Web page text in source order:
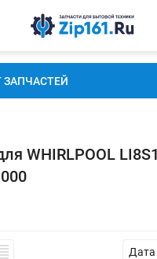
ЗАПЧАСТЕЙ
WHIRLPOOL
Дата